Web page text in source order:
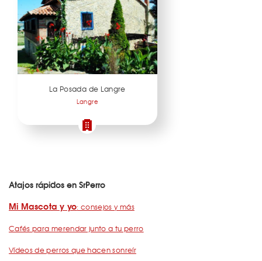
La Posada de Langre
Langre
Atajos rápidos en SrPerro
Mi Mascota y yo: consejos y más
Cafés para merendar junto a tu perro
Vídeos de perros que hacen sonreír